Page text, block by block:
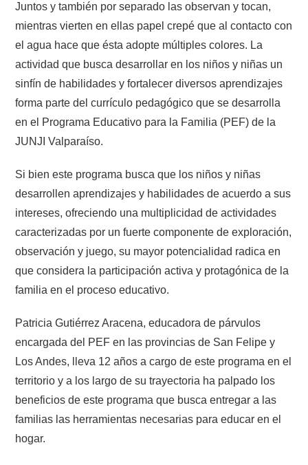
Juntos y también por separado las observan y tocan,
mientras vierten en ellas papel crepé que al contacto con
el agua hace que ésta adopte múltiples colores. La
actividad que busca desarrollar en los niños y niñas un
sinfín de habilidades y fortalecer diversos aprendizajes
forma parte del currículo pedagógico que se desarrolla
en el Programa Educativo para la Familia (PEF) de la
JUNJI Valparaíso.
Si bien este programa busca que los niños y niñas
desarrollen aprendizajes y habilidades de acuerdo a sus
intereses, ofreciendo una multiplicidad de actividades
caracterizadas por un fuerte componente de exploración,
observación y juego, su mayor potencialidad radica en
que considera la participación activa y protagónica de la
familia en el proceso educativo.
Patricia Gutiérrez Aracena, educadora de párvulos
encargada del PEF en las provincias de San Felipe y
Los Andes, lleva 12 años a cargo de este programa en el
territorio y a los largo de su trayectoria ha palpado los
beneficios de este programa que busca entregar a las
familias las herramientas necesarias para educar en el
hogar.